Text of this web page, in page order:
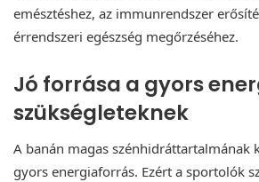
emésztéshez, az immunrendszer
érrendszeri egészség megőrzéséhez.
Jó forrása a gyors
szükségleteknek
A banán magas szénhidráttartalmának
gyors energiaforrás. Ezért a sportolók